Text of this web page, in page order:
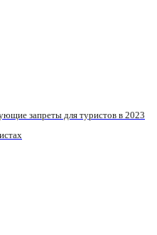
запреты для туристов в 2023